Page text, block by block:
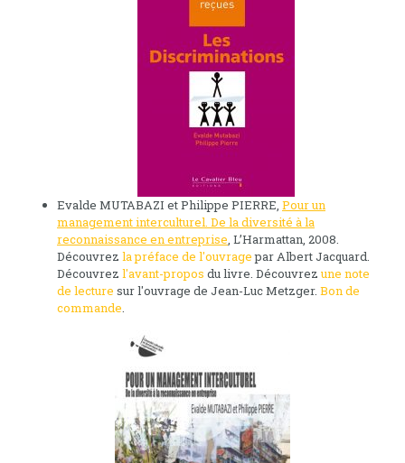
Evalde MUTABAZI et Philippe PIERRE, Pour un
management interculturel. De la diversité à la
reconnaissance en entreprise, L’Harmattan, 2008.
Découvrez la préface de l'ouvragepar Albert Jacquard.
Découvrez l'avant-propos du livre. Découvrez une note
de lecture sur l'ouvrage de Jean-Luc Metzger. Bon de
commande.